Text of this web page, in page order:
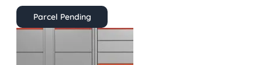
Parcel Pending